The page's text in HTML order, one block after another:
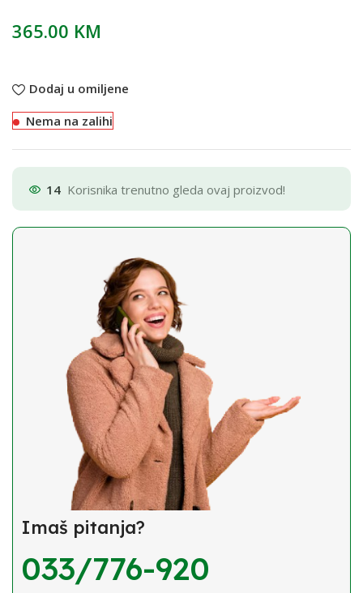
365.00 KM
Dodaj u omiljene
Nema na zalihi
14 Korisnika trenutno gleda ovaj proizvod!
Imaš pitanja?
033/776-920